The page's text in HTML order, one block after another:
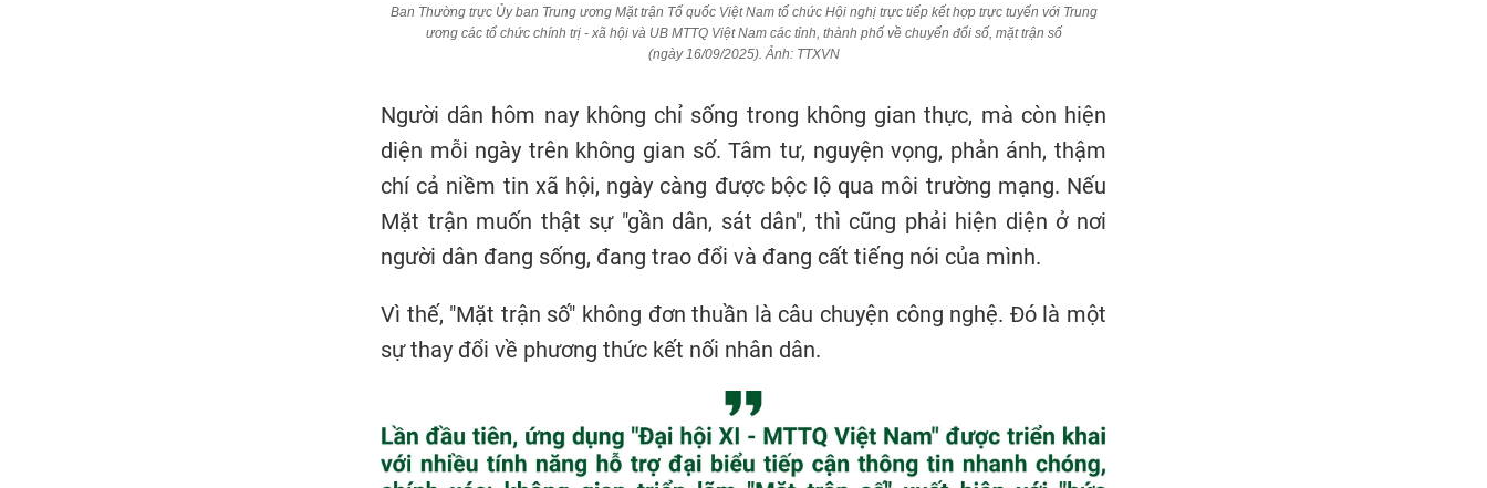
Ban Thường trực Ủy ban Trung ương Mặt trận Tổ quốc Việt Nam tổ chức Hội nghị trực tiếp kết hợp trực tuyến với Trung
ương các tổ chức chính trị - xã hội và UB MTTQ Việt Nam các tỉnh, thành phố về chuyển đổi số, mặt trận số
(ngày16/09/2025). Ảnh: TTXVN
Người dân hôm nay không chỉ sống trong không gian thực, mà còn hiện
diện mỗi ngày trên không gian số. Tâm tư, nguyện vọng, phản ánh, thậm
chí cả niềm tin xã hội, ngày càng được bộc lộ qua môi trường mạng. Nếu
Mặt trận muốn thật sự "gần dân, sát dân", thì cũng phải hiện diện ở nơi
người dân đang sống, đang trao đổi và đang cất tiếng nói của mình.
Vì thế, "Mặt trận số" không đơn thuần là câu chuyện công nghệ. Đó là một
sự thay đổi về phương thức kết nối nhân dân.